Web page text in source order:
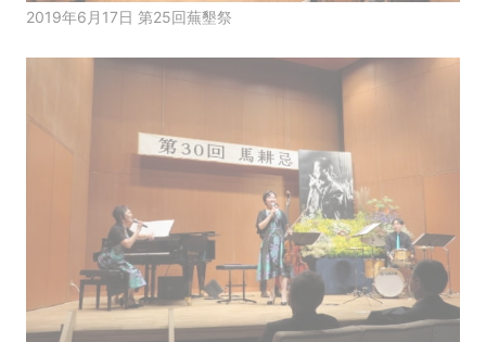
2019年6月17日 第25回蕪墾祭